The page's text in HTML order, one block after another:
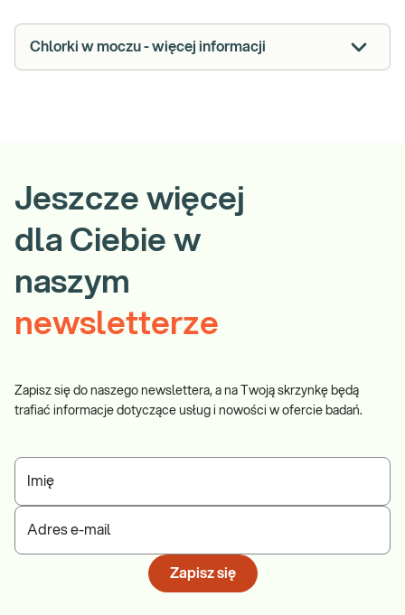
Chlorki w moczu - więcej informacji
Jeszcze więcej
dla Ciebie w
naszym
newsletterze
Zapisz się do naszego newslettera, a na Twoją skrzynkę będą
trafiać informacje dotyczące usług i nowości w ofercie badań.
Imię
Adres e-mail
Zapisz się